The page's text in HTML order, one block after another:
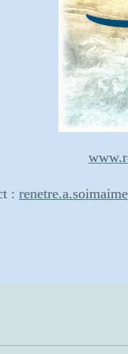
: renetre.a.soimaim